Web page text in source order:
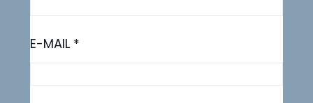
E-MAIL *